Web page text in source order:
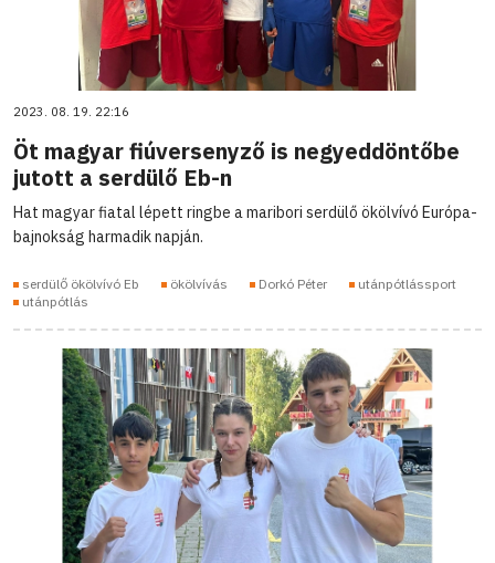
2023. 08. 19. 22:16
Öt magyar fiúversenyző is negyeddöntőbe
jutott a serdülő Eb-n
Hat magyar fiatal lépett ringbe a maribori serdülő ökölvívó Európa-
bajnokság harmadik napján.
serdülő ökölvívó Eb ökölvívás Dorkó Péter
utánpótlássport
utánpótlás